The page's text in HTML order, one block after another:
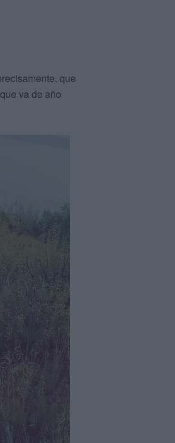
que
va de año